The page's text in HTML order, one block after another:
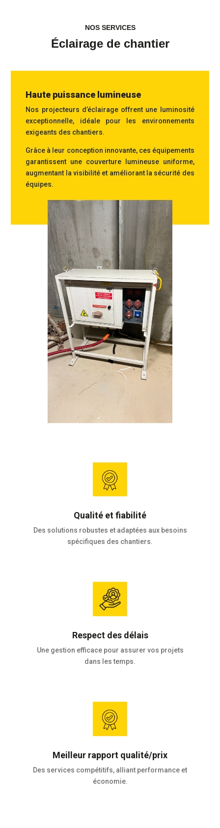
NOS SERVICES
Éclairage de chantier
Haute puissance lumineuse
Nos projecteurs d’éclairage offrent une luminosité
exceptionnelle, idéale pour les environnements
exigeants des chantiers.
Grâce à leur conception innovante, ces équipements
garantissent une couverture lumineuse uniforme,
augmentant la visibilité et améliorant la sécurité des
équipes.
Qualité et fiabilité
Des solutions robustes et adaptées aux besoins
spécifiques des chantiers.
Respect des délais
Une gestion efficace pour assurer vos projets
dans les temps.
Meilleur rapport qualité/prix
Des services compétitifs, alliant performance et
économie.